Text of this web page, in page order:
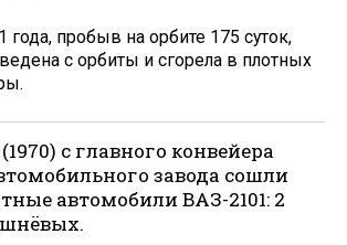
года, пробыв на орбите 175 суток,
с орбиты и сгорела в плотных
с главного конвейера
завода сошли
автомобили ВАЗ-2101: 2